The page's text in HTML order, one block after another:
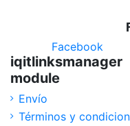
Facebook
iqitlinksmanager
module
Envío
Términos y